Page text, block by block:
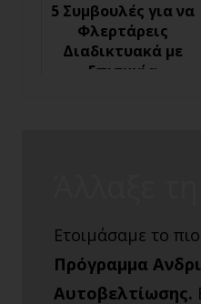
5 Συμβουλές για να
Φλερτάρεις
Διαδικτυακά με
Επιτυχία
Ετοιμάσαμε το πιο
Πρόγραμμα
Αυτοβελτίωσης.